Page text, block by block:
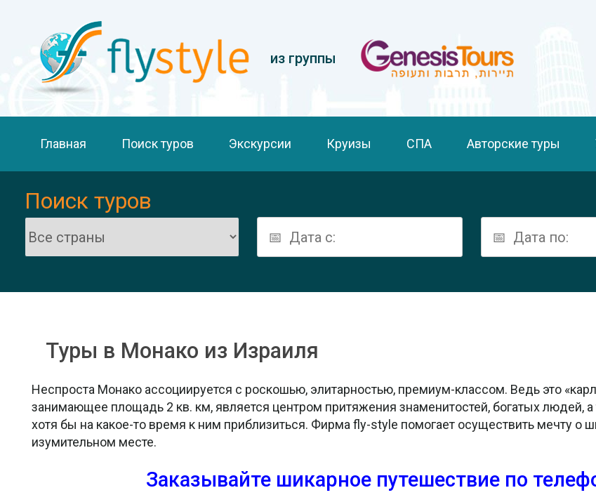
из группы
Главная Поиск туров Экскурсии Круизы СПА Авторские туры
Поиск туров
Туры в Монако из Израиля
Неспроста Монако ассоциируется с роскошью, элитарностью, премиум-классом. Ведь это
занимающее площадь 2 кв. км, является центром притяжения знаменитостей, богатых людей, а
хотя бы на какое-то время к ним приблизиться. Фирма fly-style помогает осуществить мечту о
изумительном месте.
Заказывайте шикарное путешествие по